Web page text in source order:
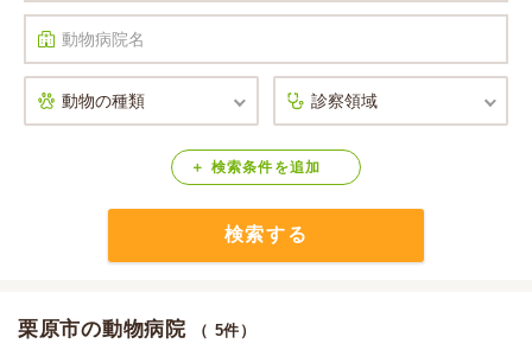
口コミ検索
Calooペットとは？ 検索条件 を追加
検索する
栗原市の動物病院 （ 5件）